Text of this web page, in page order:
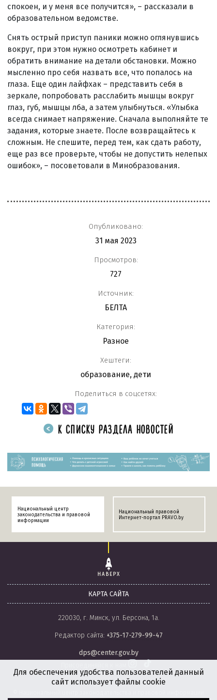
спокоен, и у меня все получится», – рассказали в
образовательном ведомстве.
Снять острый приступ паники можно оглянувшись
вокруг, при этом нужно осмотреть кабинет и
обратить внимание на детали обстановки. Можно
мысленно про себя назвать все, что попалось на
глаза. Еще один лайфхак – представить себя в
зеркале, попробовать расслабить мышцы вокруг
глаз, губ, мышцы лба, а затем улыбнуться. «Улыбка
всегда снимает напряжение. Сначала выполняйте те
задания, которые знаете. После возвращайтесь к
сложным. Не спешите, перед тем, как сдать работу,
еще раз все проверьте, чтобы не допустить нелепых
ошибок», – посоветовали в Минобразования.
Опубликовано:
31 мая 2023
Просмотров:
727
Источник:
БЕЛТА
Категория:
Разное
Хештеги:
образование, дети
Поделиться в соцсетях:
К СПИСКУ РАЗДЕЛА НОВОСТЕЙ
Национальный центр
законодательства и правовой
информации
Национальный правовой
Интернет-портал PRAVO.by
НАВЕРХ
КАРТА САЙТА
220030, г. Минск, ул. Берсона, 1а.
Редактор сайта: +375-17-279-99-47
dps@center.gov.by
Для обеспечения удобства пользователей данный
сайт использует файлы cookie